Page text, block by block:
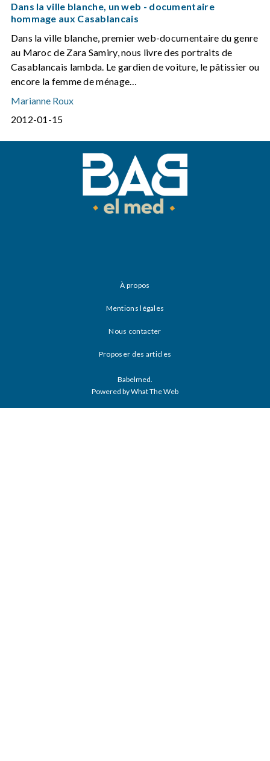
Dans la ville blanche, un web - documentaire
hommage aux Casablancais
Dans la ville blanche, premier web-documentaire du genre
au Maroc de Zara Samiry, nous livre des portraits de
Casablancais lambda. Le gardien de voiture, le pâtissier ou
encore la femme de ménage…
Marianne Roux
2012-01-15
À propos
Mentions légales
Nous contacter
Proposer des articles
Babelmed.
Powered by What The Web